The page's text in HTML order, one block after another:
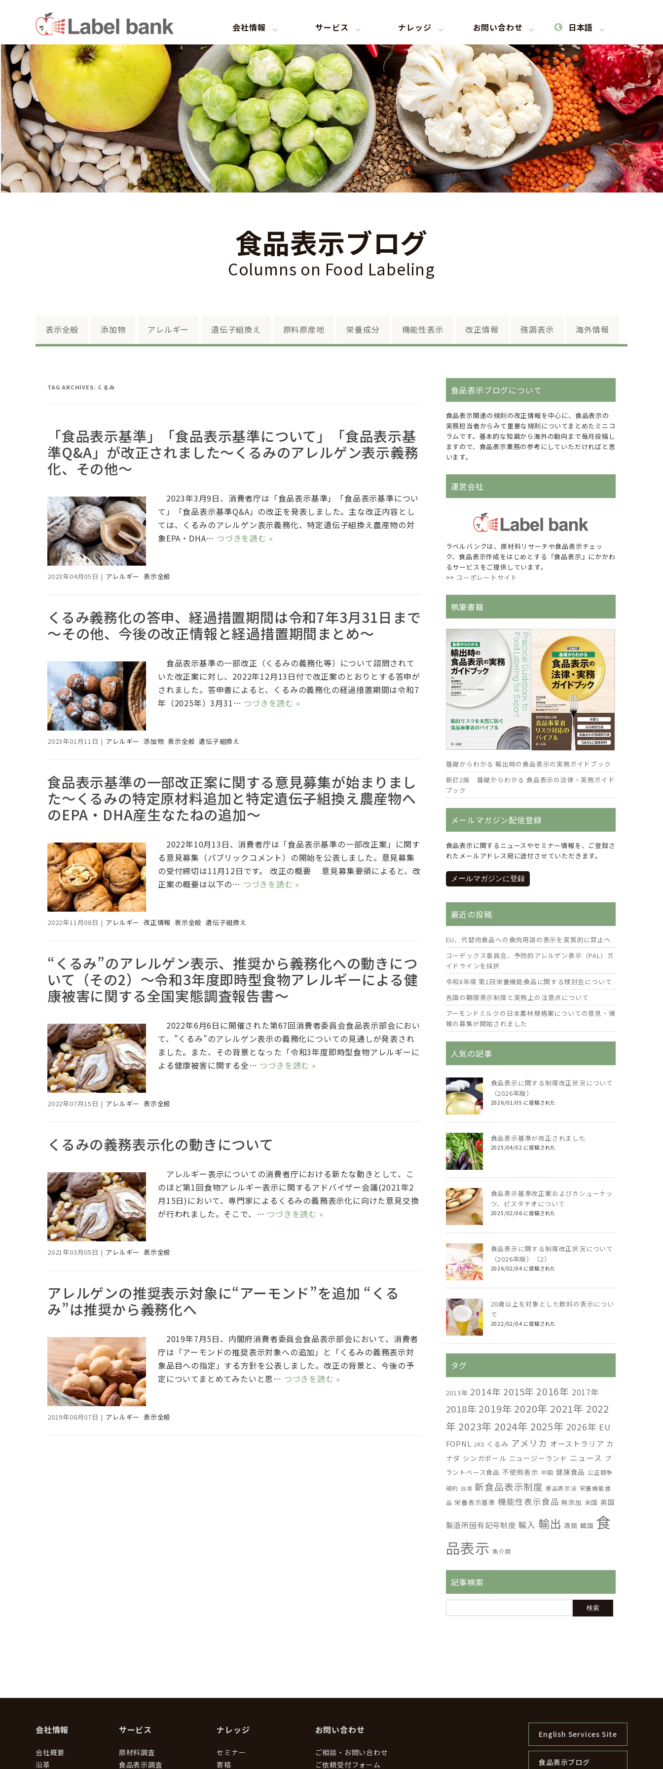
会社情報 サービス ナレッジ お問い合わせ 日本語
食品表示ブログ
Columns on Food Labeling
表示全般 添加物 アレルギー 遺伝子組換え 原料原産地 栄養成分 機能性表示 改正情報 強調表示 海外情報
TAG ARCHIVES: くるみ
「食品表示基準」「食品表示基準について」「食品表示基
準Q&A」が改正されました～くるみのアレルゲン表示義務
化、その他～
2023年3月9日、消費者庁は「食品表示基準」「食品表示基準につい
て」「食品表示基準Q&A」の改正を発表しました。主な改正内容とし
ては、くるみのアレルゲン表示義務化、特定遺伝子組換え農産物の対
象EPA・DHA… つづきを読む »
2023年04月05日 | アレルギー 表示全般
くるみ義務化の答申、経過措置期間は令和7年3月31日まで
～その他、今後の改正情報と経過措置期間まとめ～
食品表示基準の一部改正（くるみの義務化等）について諮問されて
いた改正案に対し、2022年12月13日付で改正案のとおりとする答申が
されました。答申書によると、くるみの義務化の経過措置期間は令和7
年（2025年）3月31… つづきを読む »
2023年01月11日 | アレルギー 添加物 表示全般 遺伝子組換え
食品表示基準の一部改正案に関する意見募集が始まりまし
た～くるみの特定原材料追加と特定遺伝子組換え農産物へ
のEPA・DHA産生なたねの追加～
2022年10月13日、消費者庁は「食品表示基準の一部改正案」に関す
る意見募集（パブリックコメント）の開始を公表しました。意見募集
の受付締切は11月12日です。 改正の概要 意見募集要領によると、改
正案の概要は以下の… つづきを読む »
2022年11月08日 | アレルギー 改正情報 表示全般 遺伝子組換え
“くるみ”のアレルゲン表示、推奨から義務化への動きにつ
いて（その2）～令和3年度即時型食物アレルギーによる健
康被害に関する全国実態調査報告書～
2022年6月6日に開催された第67回消費者委員会食品表示部会におい
て、”くるみ”のアレルゲン表示の義務化についての見通しが発表され
ました。また、その背景となった「令和3年度即時型食物アレルギーに
よる健康被害に関する全… つづきを読む »
2022年07月15日 | アレルギー 表示全般
くるみの義務表示化の動きについて
アレルギー表示についての消費者庁における新たな動きとして、こ
のほど第1回食物アレルギー表示に関するアドバイザー会議(2021年2
月15日)において、専門家によるくるみの義務表示化に向けた意見交換
が行われました。そこで、… つづきを読む »
2021年03月05日 | アレルギー 表示全般
アレルゲンの推奨表示対象に“アーモンド”を追加 “くる
み”は推奨から義務化へ
2019年7月5日、内閣府消費者委員会食品表示部会において、消費者
庁は「アーモンドの推奨表示対象への追加」と「くるみの義務表示対
象品目への指定」する方針を公表しました。改正の背景と、今後の予
定についてまとめてみたいと思… つづきを読む »
2019年08月07日 | アレルギー 表示全般
食品表示ブログについて
食品表示関連の規則の改正情報を中心に、食品表示の
実務担当者からみて重要な規則についてまとめたミニコ
ラムです。基本的な知識から海外の動向まで毎月投稿し
ますので、食品表示業務の参考にしていただければと思
います。
運営会社
ラベルバンクは、原材料リサーチや食品表示チェッ
ク、食品表示作成をはじめとする『食品表示』にかかわ
るサービスをご提供しています。
>> コーポレートサイト
執筆書籍
基礎からわかる 輸出時の食品表示の実務ガイドブック
新訂2版 基礎からわかる 食品表示の法律・実務ガイド
ブック
メールマガジン配信登録
食品表示に関するニュースやセミナー情報を、ご登録さ
れたメールアドレス宛に送付させていただきます。
メールマガジンに登録
最近の投稿
EU、代替肉食品への食肉用語の表示を実質的に禁止へ
コーデックス委員会、予防的アレルゲン表示（PAL）ガ
イドラインを採択
令和8年度 第1回栄養機能食品に関する検討会について
各国の期限表示制度と実務上の注意点について
アーモンドミルクの日本農林規格案についての意見・情
報の募集が開始されました
人気の記事
食品表示に関する制度改正状況について
（2026年版）
2026/01/05 に投稿された
食品表示基準が改正されました
2025/04/02 に投稿された
食品表示基準改正案およびカシューナッ
ツ、ピスタチオについて
2025/02/06 に投稿された
食品表示に関する制度改正状況について
（2026年版）（2）
2026/02/04 に投稿された
20歳以上を対象とした飲料の表示につい
て
2022/02/04 に投稿された
タグ
2013年 2014年 2015年 2016年 2017年
2018年 2019年 2020年 2021年 2022
年 2023年 2024年 2025年 2026年 EU
FOPNL JAS くるみ アメリカ オーストラリア カ
ナダ シンガポール ニュージーランド ニュース プ
ラントベース食品 不使用表示 中国 健康食品 公正競争
規約 台湾 新食品表示制度 景品表示法 栄養機能食
品 栄養表示基準 機能性表示食品 無添加 米国 英国
製造所固有記号制度 輸入 輸出 酒類 韓国 食
品表示 魚介類
記事検索
会社情報
会社概要
沿革
サービス
原材料調査
食品表示調査
ナレッジ
セミナー
寄稿
お問い合わせ
ご相談・お問い合わせ
ご依頼受付フォーム
English Services Site
食品表示ブログ